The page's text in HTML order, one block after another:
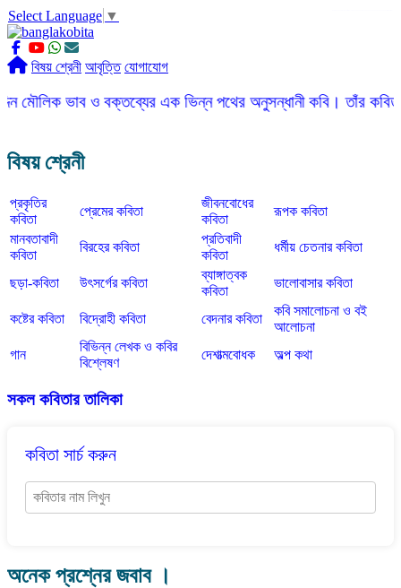
Select Language ▼
বিষয় শ্রেনী আবৃত্তি যোগাযোগ
ভাব ও বক্তব্যের এক ভিন্ন পথের অনুসন্ধানী কবি।
বিষয় শ্রেনী
প্রকৃতির
কবিতা
প্রেমের কবিতা
জীবনবোধের
কবিতা
রূপক কবিতা
মানবতাবাদী
কবিতা
বিরহের কবিতা
প্রতিবাদী
কবিতা
ধর্মীয় চেতনার কবিতা
ছড়া-কবিতা উৎসর্গের কবিতা
ব্যাঙ্গাত্বক
কবিতা
ভালোবাসার কবিতা
কষ্টের কবিতা বিদ্রোহী কবিতা বেদনার কবিতা
কবি সমালোচনা ও বই
আলোচনা
গান
বিভিন্ন লেখক ও কবির
বিশ্লেষণ
দেশাত্মবোধক অল্প কথা
সকল কবিতার তালিকা
কবিতা সার্চ করুন
অনেক প্রশ্নের জবাব ।